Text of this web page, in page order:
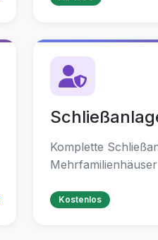
Komplette
Kostenlos